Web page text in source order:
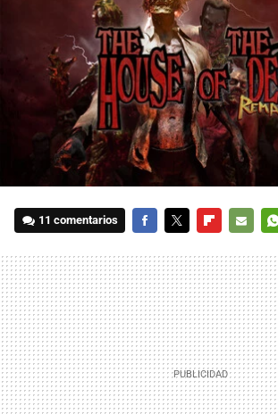
11 comentarios
MAIL